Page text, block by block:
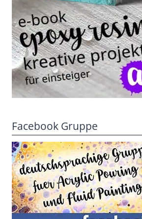
Facebook Gruppe